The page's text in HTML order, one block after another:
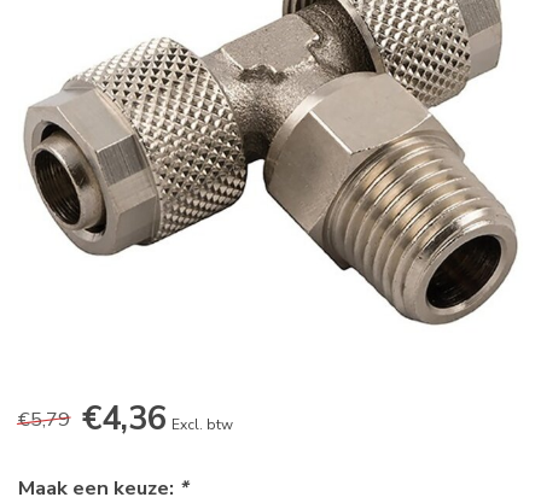
€5,79 €4,36 Excl. btw
Maak een keuze: *